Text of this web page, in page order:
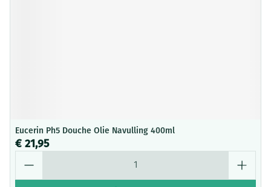
Eucerin Ph5 Douche Olie Navulling 400ml
€ 21,95